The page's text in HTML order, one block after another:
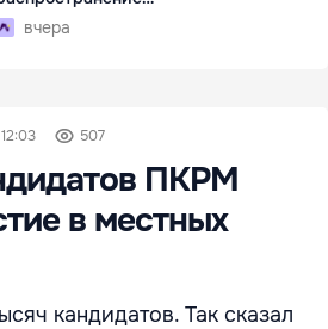
вчера
507
ПКРМ
в местных
кандидатов. Так сказал